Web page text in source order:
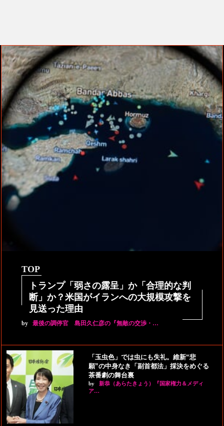
TOP
トランプ「弱さの露呈」か「合理的な判
断」か？米国がイランへの大規模攻撃を
見送った理由
by 最後の調停官 島田久仁彦の『無敵の交渉・…
「玉虫色」では虫にも失礼。維新“悲
願”の中身なき「副首都法」採決をめぐる
茶番劇の舞台裏
by
新恭（あらたきょう）『国家権力＆メディ
ア…